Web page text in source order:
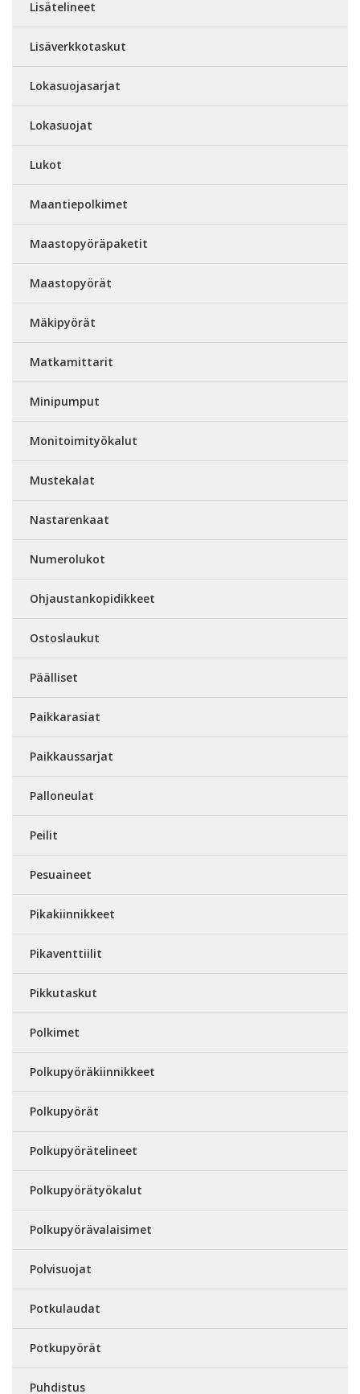
Lisätelineet
Lisäverkkotaskut
Lokasuojasarjat
Lokasuojat
Lukot
Maantiepolkimet
Maastopyöräpaketit
Maastopyörät
Mäkipyörät
Matkamittarit
Minipumput
Monitoimityökalut
Mustekalat
Nastarenkaat
Numerolukot
Ohjaustankopidikkeet
Ostoslaukut
Päälliset
Paikkarasiat
Paikkaussarjat
Palloneulat
Peilit
Pesuaineet
Pikakiinnikkeet
Pikaventtiilit
Pikkutaskut
Polkimet
Polkupyöräkiinnikkeet
Polkupyörät
Polkupyörätelineet
Polkupyörätyökalut
Polkupyörävalaisimet
Polvisuojat
Potkulaudat
Potkupyörät
Puhdistus